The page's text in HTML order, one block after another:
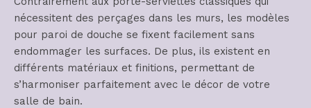
nécessitent des perçages dans les murs, les modèles
pour paroi de douche se fixent facilement sans
endommager les surfaces. De plus, ils existent en
différents matériaux et finitions, permettant de
s’harmoniser parfaitement avec le décor de votre
salle de bain.